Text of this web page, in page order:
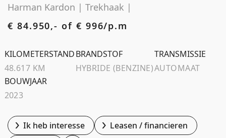
Harman Kardon | Trekhaak |
€ 84.950,- of € 996/p.m
KILOMETERSTAND
48.617 KM
BRANDSTOF
HYBRIDE (BENZINE)
TRANSMISSIE
AUTOMAAT
BOUWJAAR
2023
Ik heb interesse
Leasen / financieren